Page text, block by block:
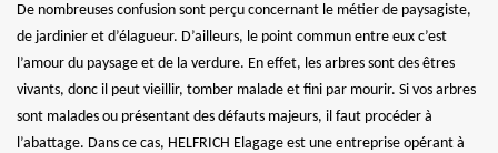
De nombreuses confusion sont perçu concernant le métier de paysagiste,
de jardinier et d’élagueur. D’ailleurs, le point commun entre eux c’est
l’amour du paysage et de la verdure. En effet, les arbres sont des êtres
vivants, donc il peut vieillir, tomber malade et fini par mourir. Si vos arbres
sont malades ou présentant des défauts majeurs, il faut procéder à
l’abattage. Dans ce cas, HELFRICH Elagage est une entreprise opérant à